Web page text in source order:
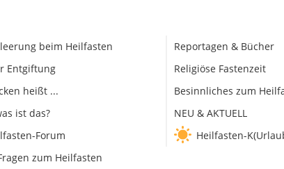
beim Heilfasten
Entgiftung
heißt ...
ist das?
Forum
zum Heilfasten
Reportagen & Bücher
Religiöse Fastenzeit
Besinnliches zum
NEU & AKTUELL
Heilfasten-